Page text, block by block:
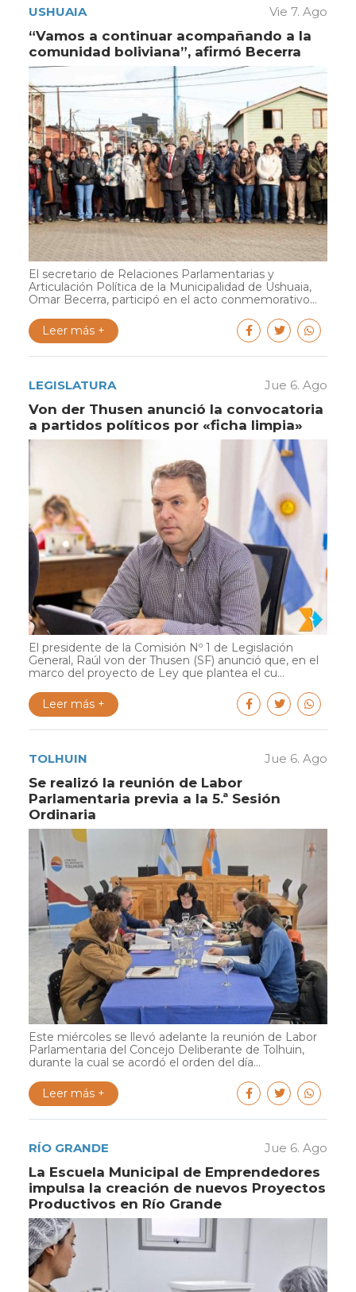
USHUAIA Vie 7. Ago
“Vamos a continuar acompañando a la
comunidad boliviana”, afirmó Becerra
El secretario de Relaciones Parlamentarias y
Articulación Política de la Municipalidad de Ushuaia,
Omar Becerra, participó en el acto conmemorativo...
Leer más +
LEGISLATURA Jue 6. Ago
Von der Thusen anunció la convocatoria
a partidos políticos por «ficha limpia»
El presidente de la Comisión Nº 1 de Legislación
General, Raúl von der Thusen (SF) anunció que, en el
marco del proyecto de Ley que plantea el cu...
Leer más +
TOLHUIN Jue 6. Ago
Se realizó la reunión de Labor
Parlamentaria previa a la 5.ª Sesión
Ordinaria
Este miércoles se llevó adelante la reunión de Labor
Parlamentaria del Concejo Deliberante de Tolhuin,
durante la cual se acordó el orden del día...
Leer más +
RÍO GRANDE Jue 6. Ago
La Escuela Municipal de Emprendedores
impulsa la creación de nuevos Proyectos
Productivos en Río Grande